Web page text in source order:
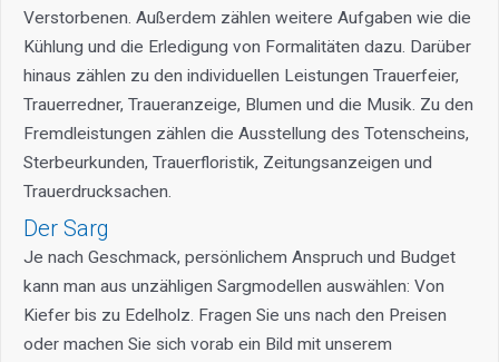
Verstorbenen. Außerdem zählen weitere Aufgaben wie die
Kühlung und die Erledigung von Formalitäten dazu. Darüber
hinaus zählen zu den individuellen Leistungen Trauerfeier,
Trauerredner, Traueranzeige, Blumen und die Musik. Zu den
Fremdleistungen zählen die Ausstellung des Totenscheins,
Sterbeurkunden, Trauerfloristik, Zeitungsanzeigen und
Trauerdrucksachen.
Der Sarg
Je nach Geschmack, persönlichem Anspruch und Budget
kann man aus unzähligen Sargmodellen auswählen: Von
Kiefer bis zu Edelholz. Fragen Sie uns nach den Preisen
oder machen Sie sich vorab ein Bild mit unserem